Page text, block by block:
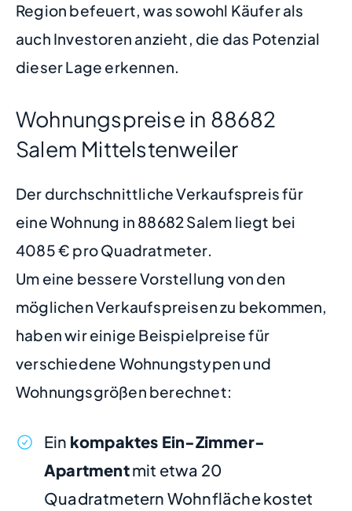
Region befeuert, was sowohl Käufer als
auch Investoren anzieht, die das Potenzial
dieser Lage erkennen.
Wohnungspreise in 88682
Salem Mittelstenweiler
Der durchschnittliche Verkaufspreis für
eine Wohnung in 88682 Salem liegt bei
4085 € pro Quadratmeter.
Um eine bessere Vorstellung von den
möglichen Verkaufspreisen zu bekommen,
haben wir einige Beispielpreise für
verschiedene Wohnungstypen und
Wohnungsgrößen berechnet:
Ein kompaktes Ein-Zimmer-
Apartmentmit etwa 20
Quadratmetern Wohnfläche kostet